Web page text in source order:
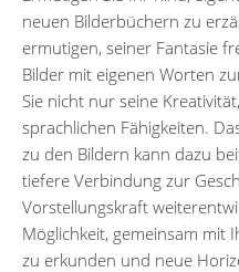
neuen Bilderbüchern zu
ermutigen, seiner Fantasie
Bilder mit eigenen Worten
Sie nicht nur seine
sprachlichen Fähigkeiten.
zu den Bildern kann dazu
tiefere Verbindung zur
Vorstellungskraft
Möglichkeit, gemeinsam mit
zu erkunden und neue